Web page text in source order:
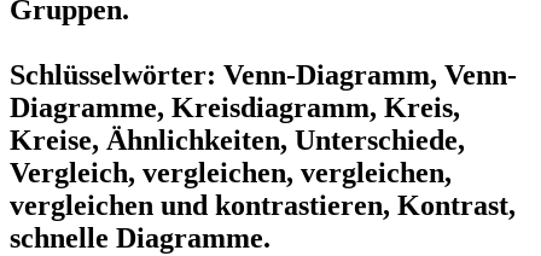
Gruppen.
Schlüsselwörter: Venn-Diagramm, Venn-
Diagramme, Kreisdiagramm, Kreis,
Kreise, Ähnlichkeiten, Unterschiede,
Vergleich, vergleichen, vergleichen,
vergleichen und kontrastieren, Kontrast,
schnelle Diagramme.